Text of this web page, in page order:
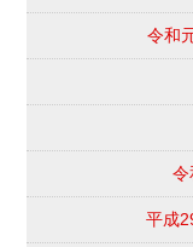
令和
令
平成